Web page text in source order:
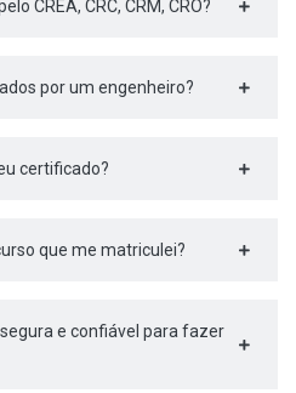
CREA, CRC, CRM, CRO?
por um engenheiro?
certificado?
que me matriculei?
e confiável para fazer